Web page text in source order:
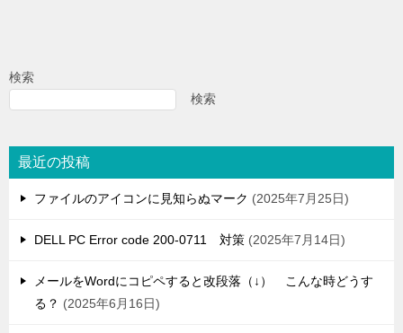
検索
検索
最近の投稿
ファイルのアイコンに見知らぬマーク 2025年7月25日
DELL PC Error code 200-0711 対策 2025年7月14日
メールをWordにコピペすると改段落（↓） こんな時どうす
る？
2025年6月16日